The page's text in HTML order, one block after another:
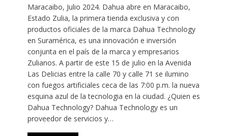
Maracaibo, Julio 2024. Dahua abre en Maracaibo,
Estado Zulia, la primera tienda exclusiva y con
productos oficiales de la marca Dahua Technology
en Suramérica, es una innovación e inversión
conjunta en el país de la marca y empresarios
Zulianos. A partir de este 15 de julio en la Avenida
Las Delicias entre la calle 70 y calle 71 se ilumino
con fuegos artificiales ceca de las 7:00 p.m. la nueva
esquina azul de la tecnologia en la ciudad. ¿Quien es
Dahua Technology? Dahua Technology es un
proveedor de servicios y…